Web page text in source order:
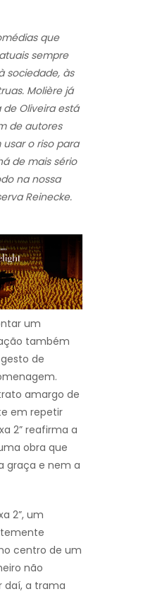
que
sempre
sociedade, às
Molière já
de Oliveira está
de autores
o riso para
de mais sério
na nossa
Reinecke.
um
também
de
amargo de
em repetir
2” reafirma a
obra que
graça e nem a
2”, um
centro de um
não
daí, a trama